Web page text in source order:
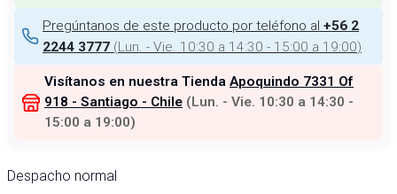
Pregúntanos de este producto por teléfono al +56 2
2244 3777 (Lun. - Vie. 10:30 a 14:30 - 15:00 a 19:00)
Visítanos en nuestra Tienda Apoquindo 7331 Of
918 - Santiago - Chile (Lun. - Vie. 10:30 a 14:30 -
15:00 a 19:00)
Despacho normal